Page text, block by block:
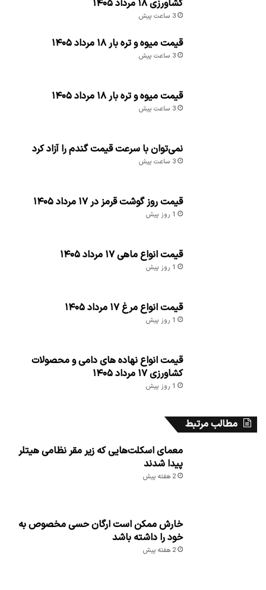
کشاورزی ۱۸ مرداد ۱۴۰۵
3 ساعت پیش
قیمت میوه و تره بار ۱۸ مرداد ۱۴۰۵
3 ساعت پیش
قیمت میوه و تره بار ۱۸ مرداد ۱۴۰۵
3 ساعت پیش
نمی‌توان با سرعت قیمت گندم را آزاد کرد
3 ساعت پیش
قیمت روز گوشت قرمز در ۱۷ مرداد ۱۴۰۵
1 روز پیش
قیمت انواع ماهی ۱۷ مرداد ۱۴۰۵
1 روز پیش
قیمت انواع مرغ ۱۷ مرداد ۱۴۰۵
1 روز پیش
قیمت انواع نهاده های دامی و محصولات
کشاورزی ۱۷ مرداد ۱۴۰۵
1 روز پیش
مطالب مرتبط
معمای اسکلت‌هایی که زیر مقر نظامی هیتلر
پیدا شدند
2 هفته پیش
خارش ممکن است ارگان حسی مخصوص به
خود را داشته باشد
2 هفته پیش